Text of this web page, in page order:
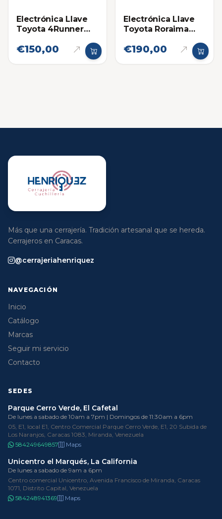
Electrónica Llave
Toyota 4Runner
€150,00
Electrónica Llave
Toyota Roraima
HYQ14AEM
€190,00
Más que una cerrajería. Tradición artesanal que se hereda.
Cerrajeros en Caracas.
@cerrajeriahenriquez
NAVEGACIÓN
Inicio
Catálogo
Marcas
Seguir mi servicio
Contacto
SEDES
Parque Cerro Verde, El Cafetal
De lunes a sabado de 10am a 7pm | Domingos de 11:30am a 6pm
05, E1, local E1, Centro Comercial Parque Cerro Verde, E1, 20 Subida de
Los Naranjos, Caracas 1083, Miranda, Venezuela
584249649857
Maps
Unicentro el Marqués, La California
De lunes a sabado de 9am a 6pm
Centro comercial Unicentro, Avenida Francisco de Miranda, Caracas
1071, Distrito Capital, Venezuela
584248941369
Maps